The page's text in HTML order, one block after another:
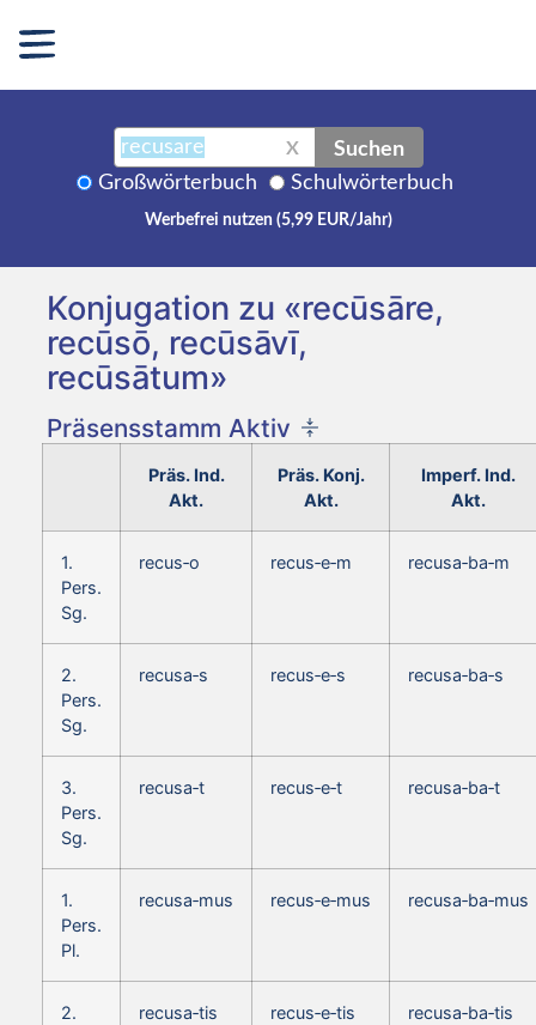
X Suchen
Großwörterbuch Schulwörterbuch
Werbefrei nutzen (5,99 EUR/Jahr)
Konjugation zu «recūsāre,
recūsō, recūsāvī,
recūsātum»
Präsensstamm Aktiv
Präs. Ind.
Akt.
Präs. Konj.
Akt.
Imperf. Ind.
Akt.
1.
Pers.
Sg.
recus‑o recus‑e‑m recusa‑ba‑m
2.
Pers.
Sg.
recusa‑s recus‑e‑s recusa‑ba‑s
3.
Pers.
Sg.
recusa‑t recus‑e‑t recusa‑ba‑t
1.
Pers.
Pl.
recusa‑mus recus‑e‑mus recusa‑ba‑mus
2.
recusa‑tis recus‑e‑tis recusa‑ba‑tis